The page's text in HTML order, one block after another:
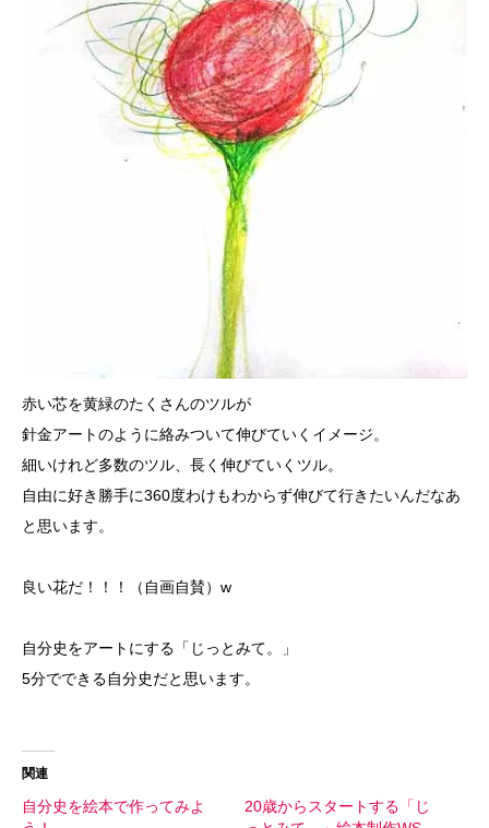
赤い芯を黄緑のたくさんのツルが
針金アートのように絡みついて伸びていくイメージ。
細いけれど多数のツル、長く伸びていくツル。
自由に好き勝手に360度わけもわからず伸びて行きたいんだなあ
と思います。
良い花だ！！！（自画自賛）w
自分史をアートにする「じっとみて。」
5分でできる自分史だと思います。
関連
自分史を絵本で作ってみよ
20歳からスタートする「じ